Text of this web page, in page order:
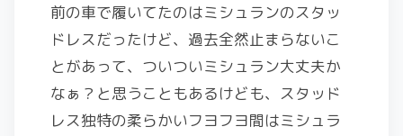
前の車で履いてたのはミシュランのスタッ
ドレスだったけど、過去全然止まらないこ
とがあって、ついついミシュラン大丈夫か
なぁ？と思うこともあるけども、スタッド
レス独特の柔らかいフヨフヨ間はミシュラ